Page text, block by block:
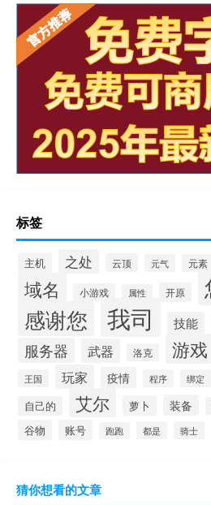
标签
主机 之处 云顶 元气 元素
域名 小游戏 属性 开原
感谢您 我司 技能
服务器 武器 洛克 游戏
王国 玩家 疫情 程序 绑定
自己的 艾尔 萝卜 装备
谷物 账号 跑跑 都是 骑士
猜你想看的文章